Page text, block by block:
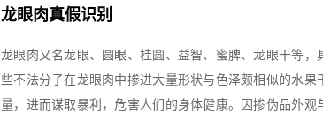
龙眼肉真假识别
龙眼肉又名龙眼、圆眼、桂圆、益智、蜜脾、龙眼干等
些不法分子在龙眼肉中掺进大量形状与色泽颇相似的水
量，进而谋取暴利，危害人们的身体健康。因掺伪品外